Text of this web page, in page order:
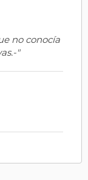
no conocía
"